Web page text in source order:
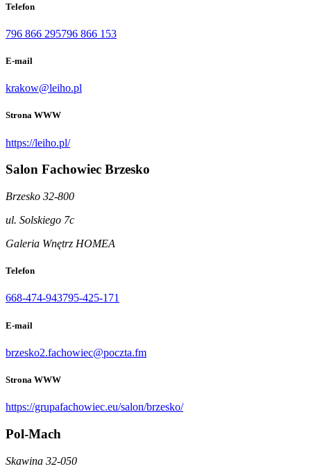
Telefon
796 866 295796 866 153
E-mail
krakow@leiho.pl
Strona WWW
https://leiho.pl/
Salon Fachowiec Brzesko
Brzesko 32-800
ul. Solskiego 7c
Galeria Wnętrz HOMEA
Telefon
668-474-943795-425-171
E-mail
brzesko2.fachowiec@poczta.fm
Strona WWW
https://grupafachowiec.eu/salon/brzesko/
Pol-Mach
Skawina 32-050